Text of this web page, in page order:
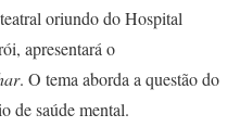
oriundo do Hospital
apresentará o
. O tema aborda a questão do
de saúde mental.